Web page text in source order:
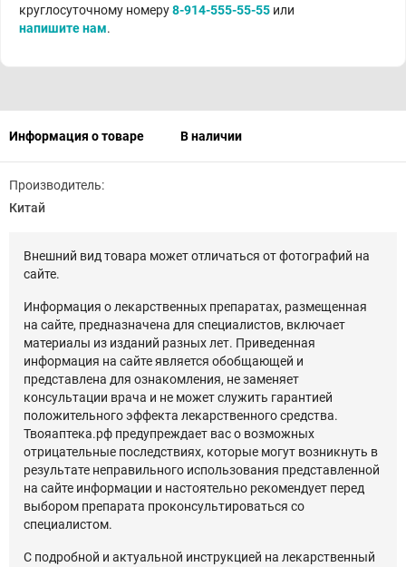
круглосуточному номеру8-914-555-55-55 или
напишите нам.
Информация о товаре В наличии
Производитель:
Китай
Внешний вид товара может отличаться от фотографий на
сайте.
Информация о лекарственных препаратах, размещенная
на сайте, предназначена для специалистов, включает
материалы из изданий разных лет. Приведенная
информация на сайте является обобщающей и
представлена для ознакомления, не заменяет
консультации врача и не может служить гарантией
положительного эффекта лекарственного средства.
Твояаптека.рф предупреждает вас о возможных
отрицательные последствиях, которые могут возникнуть в
результате неправильного использования представленной
на сайте информации и настоятельно рекомендует перед
выбором препарата проконсультироваться со
специалистом.
С подробной и актуальной инструкцией на лекарственный